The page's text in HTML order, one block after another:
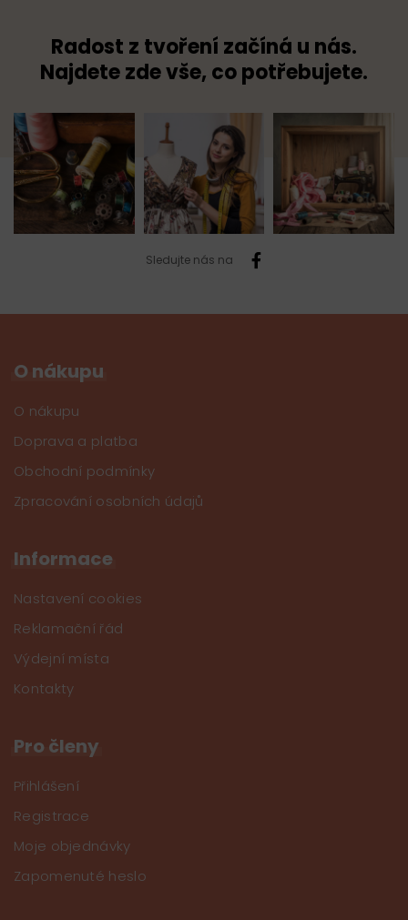
Radost z tvoření začíná u nás.
Najdete zde vše, co potřebujete.
Sledujte nás na
O nákupu
O nákupu
Doprava a platba
Obchodní podmínky
Zpracování osobních údajů
Informace
Nastavení cookies
Reklamační řád
Výdejní místa
Kontakty
Pro členy
Přihlášení
Registrace
Moje objednávky
Zapomenuté heslo